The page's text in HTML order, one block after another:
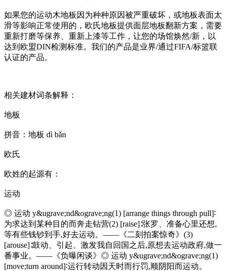
如果您的运动木地板因为种种原因被严重破坏，或地板表面太
滑等影响正常使用的，欧氏地板提供面层地板翻新方案，需要
重新打磨等保养、重新上漆等工作，让您的场馆焕然/新，以
达到欧盟DIN检测标准。我们的产品是业界/通过FIFA/标篮联
认证的产品。
相关建材词条解释：
地板
拼音：地板 dì bǎn
欧氏
欧姓的起源有：
运动
◎ 运动 y&ugrave;nd&ograve;ng(1) [arrange things through pull]∶
为求达到某种目的而奔走钻营(2) [raise]∶张罗、准备心里还想,
等有些钱钞到手,好去运动。——《二刻拍案惊奇》(3)
[arouse]∶鼓动、引起、激发我自回国之后,原想去运动政府,做一
番事业。——《负曝闲谈》◎ 运动 y&ugrave;nd&ograve;ng(1)
[move;turn around]∶运行转动因天时而行罚,顺阴阳而运动。